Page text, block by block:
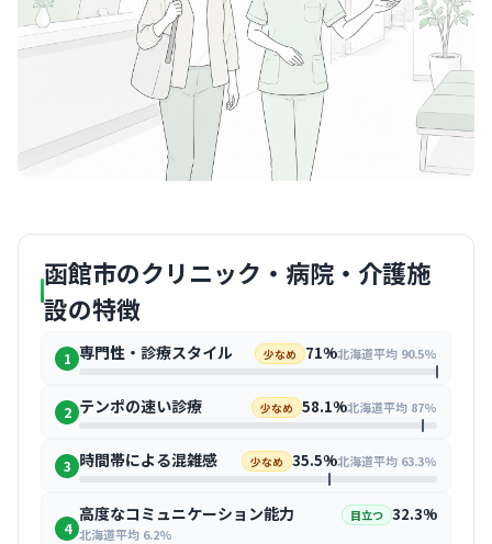
函館市のクリニック・病院・介護施
設の特徴
1 専門性・診療スタイル 少なめ 71%北海道平均 90.5%
2 テンポの速い診療 少なめ 58.1%北海道平均 87%
3 時間帯による混雑感 少なめ 35.5%北海道平均 63.3%
4
高度なコミュニケーション能力 目立つ 32.3%
北海道平均 6.2%